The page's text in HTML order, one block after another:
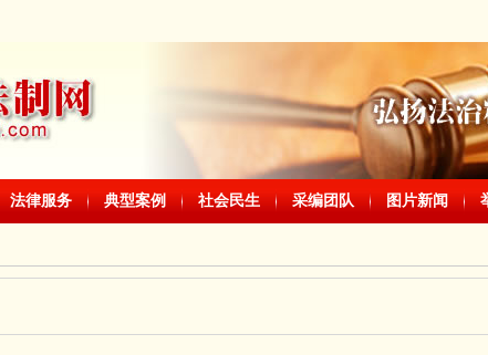
法律服务 典型案例 社会民生 采编团队 图片新闻